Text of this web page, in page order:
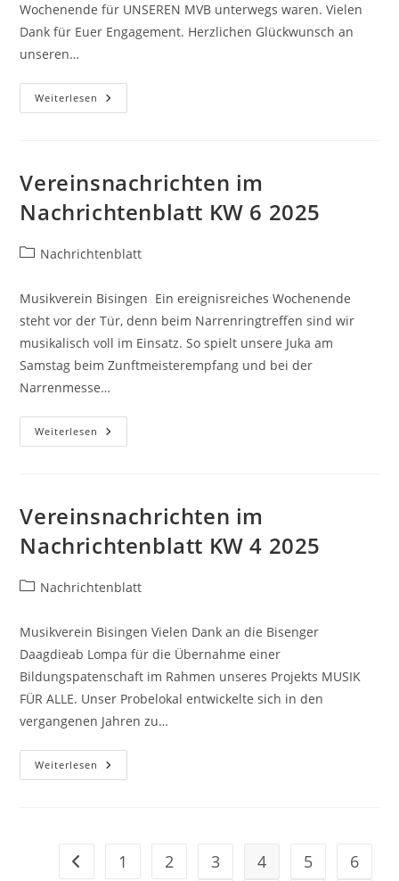
Wochenende für UNSEREN MVB unterwegs waren. Vielen
Dank für Euer Engagement. Herzlichen Glückwunsch an
unseren…
Weiterlesen Vereinsnachrichten
Im
Vereinsnachrichten im
Nachrichtenblatt KW 6 2025
Beitrags-
Nachrichtenblatt
Musikverein Bisingen Ein ereignisreiches Wochenende
steht vor der Tür, denn beim Narrenringtreffen sind wir
musikalisch voll im Einsatz. So spielt unsere Juka am
Samstag beim Zunftmeisterempfang und bei der
Narrenmesse…
Weiterlesen Vereinsnachrichten
Im
Vereinsnachrichten im
Nachrichtenblatt KW 4 2025
Beitrags-
Nachrichtenblatt
Musikverein Bisingen Vielen Dank an die Bisenger
Daagdieab Lompa für die Übernahme einer
Bildungspatenschaft im Rahmen unseres Projekts MUSIK
FÜR ALLE. Unser Probelokal entwickelte sich in den
vergangenen Jahren zu…
Weiterlesen Vereinsnachrichten
Im
Zur vorherigen Seite
1 2 3 4 5 6